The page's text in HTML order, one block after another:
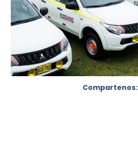
Compartenos: